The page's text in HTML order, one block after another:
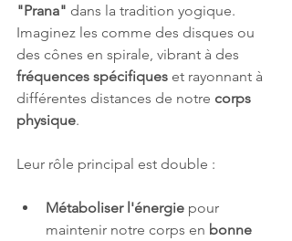
"Prana" dans la tradition yogique.
Imaginez les comme des disques ou
des cônes en spirale, vibrant à des
fréquences spécifiques et rayonnant à
différentes distances de notre corps
physique.
Leur rôle principal est double :
Métaboliser l'énergie pour
maintenir notre corps en bonne